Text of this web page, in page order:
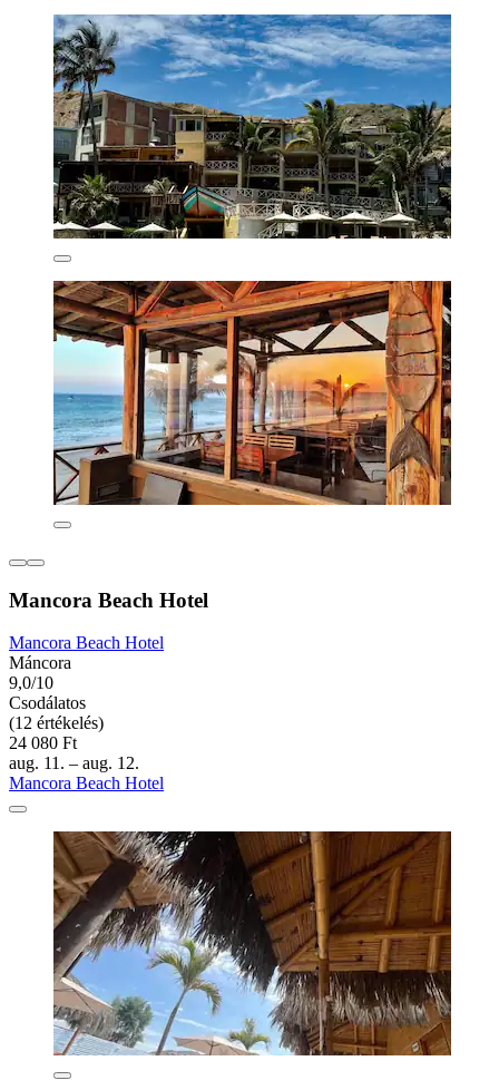
Mancora Beach Hotel
Mancora Beach Hotel
Máncora
9,0/10
Csodálatos
(12 értékelés)
24 080 Ft
aug. 11. – aug. 12.
Mancora Beach Hotel